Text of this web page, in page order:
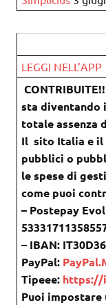
LEGGI NELL’APP
sta diventando
totale assenza
Il sito Italia e il
pubblici o
le spese di
come puoi
– Postepay
– IBAN:
PayPal:
Tipeee: https://
Puoi